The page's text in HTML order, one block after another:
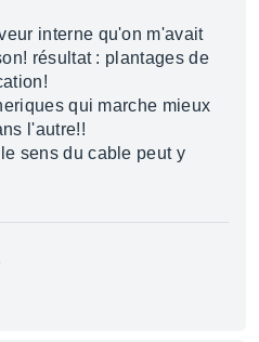
interne qu'on m'avait
résultat : plantages de
qui marche mieux
l'autre!!
sens du cable peut y